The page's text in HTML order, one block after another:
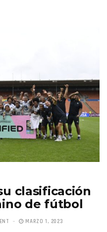
clasificación
de fútbol
MARZO 1, 2023